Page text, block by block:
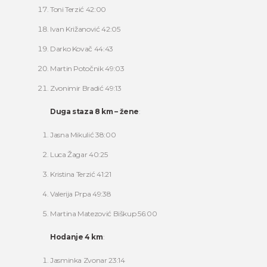
Toni Terzić 42:00
Ivan Križanović 42:05
Darko Kovač 44:43
Martin Potočnik 49:03
Zvonimir Bradić 49:13
Duga staza 8 km – žene:
Jasna Mikulić 38:00
Luca Žagar 40:25
Kristina Terzić 41:21
Valerija Prpa 49:38
Martina Matezović Biškup 56:00
Hodanje 4 km:
Jasminka Zvonar 23:14